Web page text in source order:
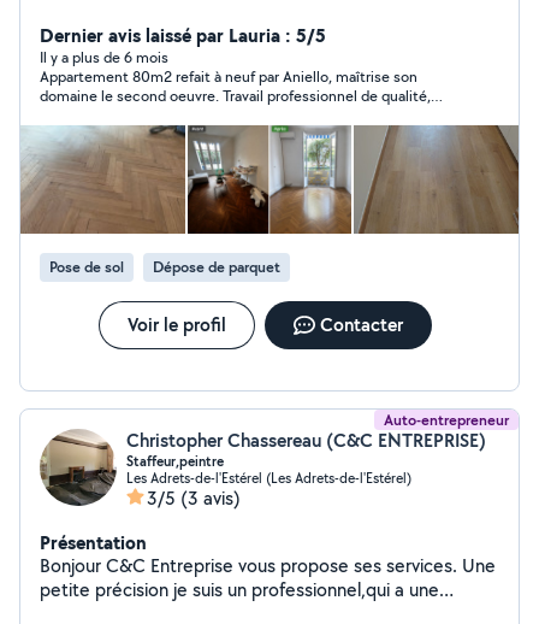
maison et d'appartement GARANTIE RC ET
DÉCENNALE Travail soigneux, consciencieux, à l'écoute
dans tous vos projets pour un travail qualitatif.
Agencement d'intérieur/extérieur du sol au plafond,
tout type de revêtement sol/mural, création de salle de
bain sur plan. Étudie toute demande et proposition.
*DEVIS GRATUIT
Dernier avis laissé par Lauria : 5/5
Il y a plus de 6 mois
Appartement 80m2 refait à neuf par Aniello, maîtrise son
domaine le second oeuvre. Travail professionnel de qualité,
Pose de sol Dépose de parquet
Voir le profil Contacter
Auto-entrepreneur
Christopher Chassereau (C&C ENTREPRISE)
Staffeur,peintre
Les Adrets-de-l'Estérel (Les Adrets-de-l'Estérel)
3/5 (3 avis)
Présentation
Bonjour C&C Entreprise vous propose ses services. Une
petite précision je suis un professionnel,qui a une